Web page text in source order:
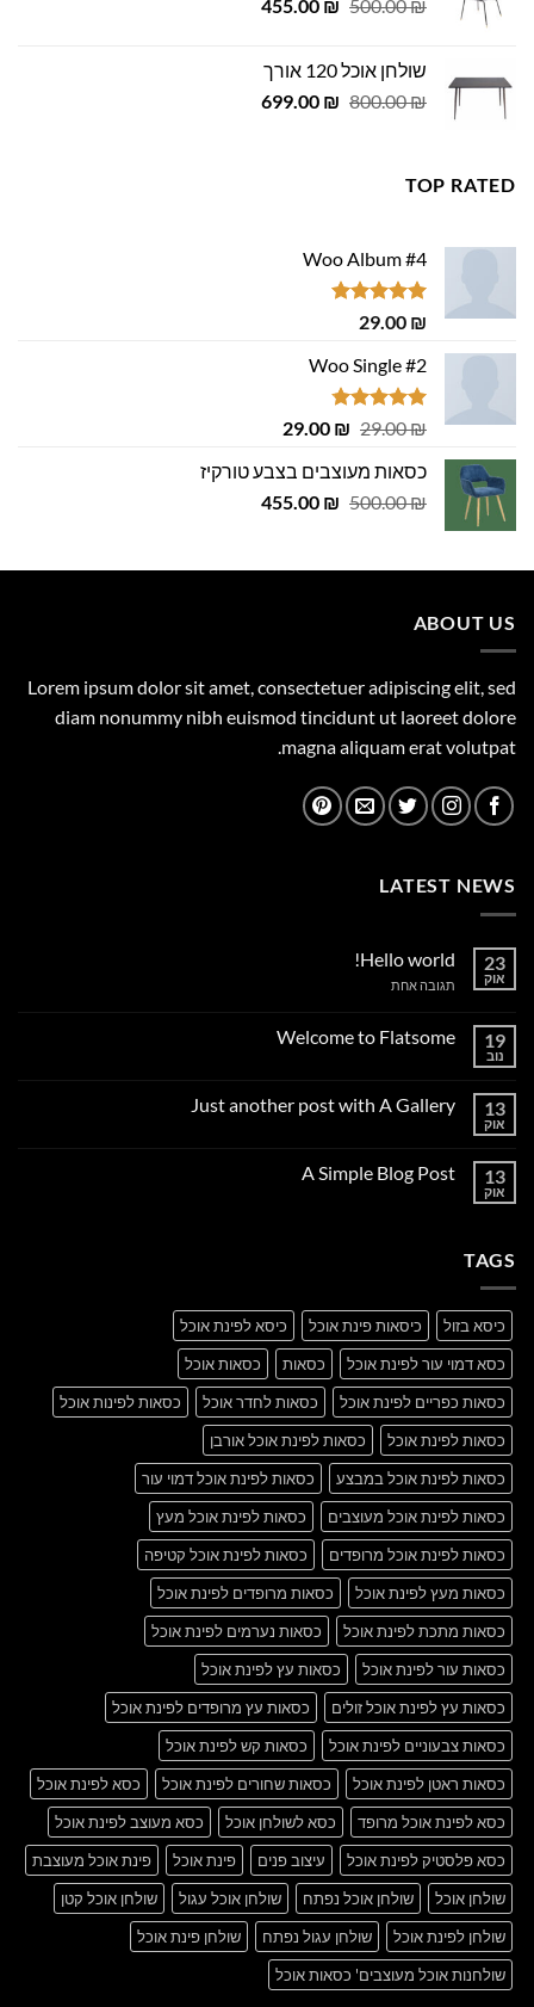
500.00₪
500.00 ₪.
455.00 ₪
שולחן אוכל 120 אורך
800.00₪
המחיר
699.00 ₪
המחיר
TOP RATED
Woo Album #4
דורג5.00
29.00 ₪
Woo Single #2
דורג4.75
29.00₪
המחיר
היה:
29.00 ₪.
29.00 ₪
המחיר
הוא:
29.00 ₪.
כסאות מעוצבים בצבע טורקיז
500.00₪
המחיר
500.00 ₪.
455.00 ₪
המחיר
455.00 ₪.
ABOUT US
Lorem ipsum dolor sit amet, consectetuer adipiscing elit, sed
diam nonummy nibh euismod tincidunt ut laoreet dolore
magna aliquam erat volutpat.
LATEST NEWS
23
אוק
Hello world!
תגובה אחתעל
19
נוב
Welcome to Flatsome
Welcome
13
אוק
Just another post with A Gallery
Just
13
אוק
A Simple Blog Post
TAGS
כיסא בזול כיסאות פינת אוכל
כיסא לפינת אוכל
כסא דמוי עור לפינת אוכל
כסאות
כסאות אוכל
כסאות כפריים לפינת אוכל
כסאות לחדר אוכל
כסאות לפינות אוכל
כסאות לפינת אוכל
כסאות לפינת אוכל אורבן
כסאות לפינת אוכל במבצע
כסאות לפינת אוכל דמוי עור
כסאות לפינת אוכל מעוצבים
כסאות לפינת אוכל מעץ
כסאות לפינת אוכל מרופדים
כסאות לפינת אוכל קטיפה
כסאות מעץ לפינת אוכל
כסאות מרופדים לפינת אוכל
כסאות מתכת לפינת אוכל
כסאות נערמים לפינת אוכל
כסאות עור לפינת אוכל
כסאות עץ לפינת אוכל
כסאות עץ לפינת אוכל זולים
כסאות עץ מרופדים לפינת אוכל
כסאות צבעוניים לפינת אוכל
כסאות קש לפינת אוכל
כסאות ראטן לפינת אוכל
כסאות שחורים לפינת אוכל
כסא לפינת אוכל
כסא לפינת אוכל מרופד
כסא לשולחן אוכל
כסא מעוצב לפינת אוכל
כסא פלסטיק לפינת אוכל
עיצוב פנים פינת אוכל
פינת אוכל מעוצבת
שולחן אוכל
שולחן אוכל נפתח שולחן אוכל עגול
שולחן אוכל קטן
שולחן לפינת אוכל
שולחן עגול נפתח
שולחן פינת אוכל
שולחנות אוכל מעוצבים' כסאות אוכל